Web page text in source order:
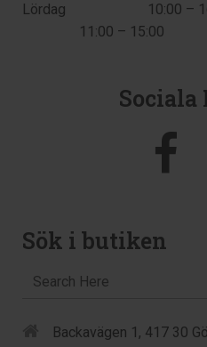
Lördag 10:00 –
11:00 – 15:00
Sociala
Sök i butiken
Backavägen 1, 417 30